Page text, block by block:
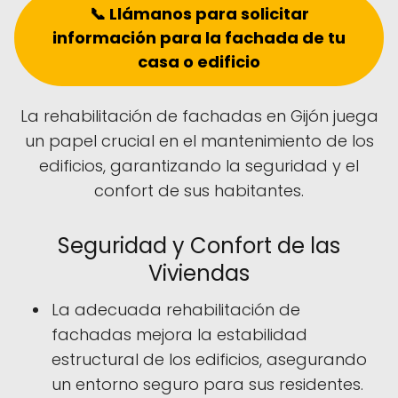
📞 Llámanos para solicitar
información para la fachada de tu
casa o edificio
La rehabilitación de fachadas en Gijón juega
un papel crucial en el mantenimiento de los
edificios, garantizando la seguridad y el
confort de sus habitantes.
Seguridad y Confort de las
Viviendas
La adecuada rehabilitación de
fachadas mejora la estabilidad
estructural de los edificios, asegurando
un entorno seguro para sus residentes.